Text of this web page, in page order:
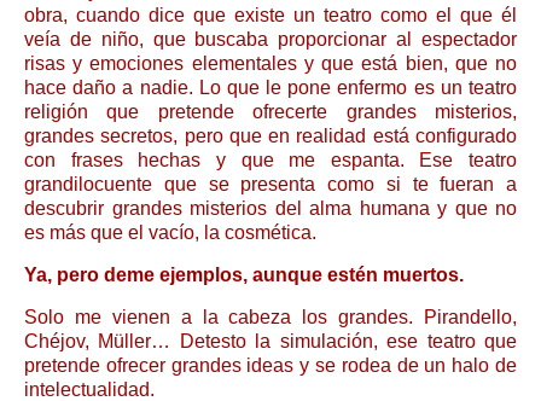
obra, cuando dice que existe un teatro como el que él
veía de niño, que buscaba proporcionar al espectador
risas y emociones elementales y que está bien, que no
hace daño a nadie. Lo que le pone enfermo es un teatro
religión que pretende ofrecerte grandes misterios,
grandes secretos, pero que en realidad está configurado
con frases hechas y que me espanta. Ese teatro
grandilocuente que se presenta como si te fueran a
descubrir grandes misterios del alma humana y que no
es más que el vacío, la cosmética.
Ya, pero deme ejemplos, aunque estén muertos.
Solo me vienen a la cabeza los grandes. Pirandello,
Chéjov, Müller… Detesto la simulación, ese teatro que
pretende ofrecer grandes ideas y se rodea de un halo de
intelectualidad.